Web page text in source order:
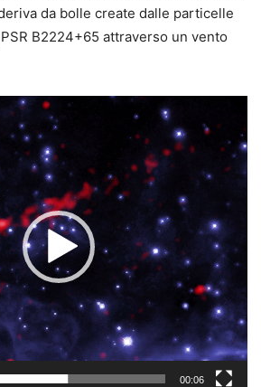
da bolle create dalle particelle
PSR B2224+65 attraverso un vento
00:06